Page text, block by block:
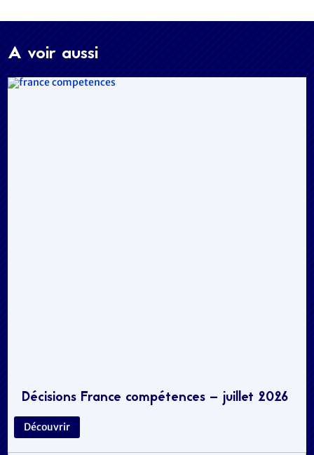
A voir aussi
Décisions France compétences – juillet 2026
Découvrir